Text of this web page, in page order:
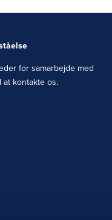
for samarbejde med
kontakte os.